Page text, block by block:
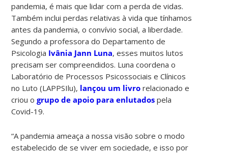
pandemia, é mais que lidar com a perda de vidas.
Também inclui perdas relativas à vida que tínhamos
antes da pandemia, o convívio social, a liberdade.
Segundo a professora do Departamento de
Psicologia Ivânia Jann Luna, esses muitos lutos
precisam ser compreendidos. Luna coordena o
Laboratório de Processos Psicossociais e Clínicos
no Luto (LAPPSIlu), lançou um livro relacionado e
criou ogrupo de apoio para enlutados pela
Covid-19.
“A pandemia ameaça a nossa visão sobre o modo
estabelecido de se viver em sociedade, e isso por